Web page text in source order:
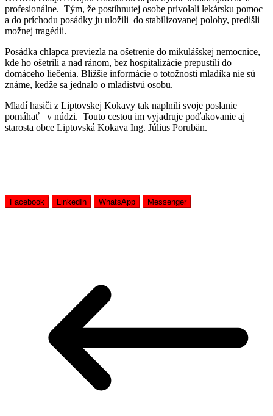
profesionálne. Tým, že postihnutej osobe privolali lekársku pomoc
a do príchodu posádky ju uložili do stabilizovanej polohy, predišli
možnej tragédii.
Posádka chlapca previezla na ošetrenie do mikulášskej nemocnice,
kde ho ošetrili a nad ránom, bez hospitalizácie prepustili do
domáceho liečenia. Bližšie informácie o totožnosti mladíka nie sú
známe, kedže sa jednalo o mladistvú osobu.
Mladí hasiči z Liptovskej Kokavy tak naplnili svoje poslanie
pomáhať v núdzi. Touto cestou im vyjadruje poďakovanie aj
starosta obce Liptovská Kokava Ing. Július Porubän.
Facebook LinkedIn WhatsApp Messenger